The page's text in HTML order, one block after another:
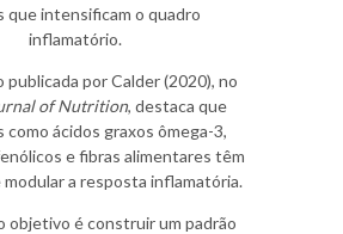
que intensificam o quadro
inflamatório.
publicada por Calder (2020), no
of Nutrition, destaca que
ácidos graxos ômega-3,
e fibras alimentares têm
a resposta inflamatória.
objetivo é construir um padrão